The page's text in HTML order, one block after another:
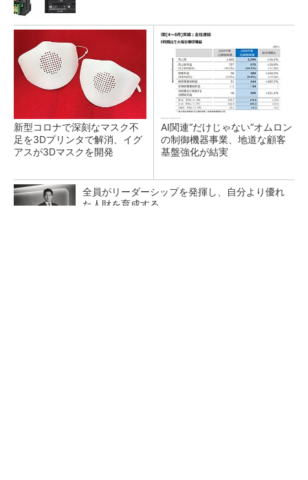
新型コロナで深刻なマスク不
足を3Dプリンタで解消、イグ
アスが3Dマスクを開発
AI関連“だけじゃない”オムロン
の制御機器事業、地道な顧客
基盤強化が結実
全員がリーダーシップを発揮し、自分より優れ
た人財を育成する